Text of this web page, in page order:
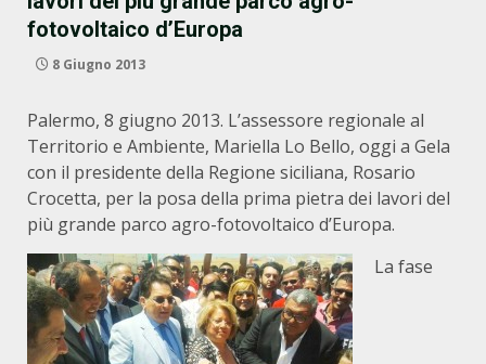
fotovoltaico d’Europa
8 Giugno 2013
Palermo, 8 giugno 2013. L’assessore regionale al
Territorio e Ambiente, Mariella Lo Bello, oggi a Gela
con il presidente della Regione siciliana, Rosario
Crocetta, per la posa della prima pietra dei lavori del
più grande parco agro-fotovoltaico d’Europa.
La fase